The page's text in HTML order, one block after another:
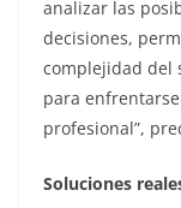
analizar las
decisiones,
complejidad del
para
profesional”,
Soluciones